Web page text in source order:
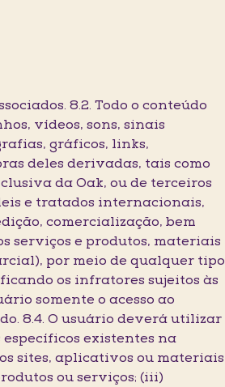
8.2. Todo o conteúdo
vídeos, sons, sinais
gráficos, links,
deles derivadas, tais como
da Oak, ou de terceiros
e tratados internacionais,
comercialização, bem
serviços e produtos, materiais
por meio de qualquer tipo
os infratores sujeitos às
somente o acesso ao
8.4. O usuário deverá utilizar
existentes na
sites, aplicativos ou materiais
ou serviços; (iii)